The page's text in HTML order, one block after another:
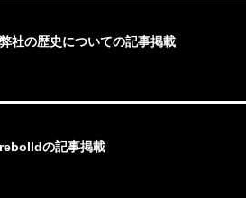
社の歴史についての記事掲載
の記事掲載